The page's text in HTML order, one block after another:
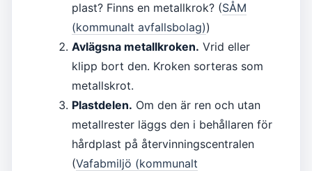
plast? Finns en metallkrok? (SÅM
(kommunalt avfallsbolag))
Avlägsna metallkroken. Vrid eller
klipp bort den. Kroken sorteras som
metallskrot.
Plastdelen. Om den är ren och utan
metallrester läggs den i behållaren för
hårdplast på återvinningscentralen
(Vafabmiljö (kommunalt